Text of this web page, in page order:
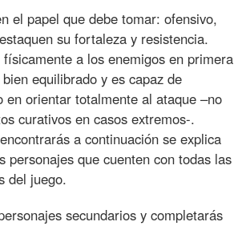
el papel que debe tomar: ofensivo,
su fortaleza y resistencia.
a los enemigos en primera
equilibrado y es capaz de
orientar totalmente al ataque –no
curativos en casos extremos-.
a continuación se explica
personajes que cuenten con todas las
del juego.
secundarios y completarás